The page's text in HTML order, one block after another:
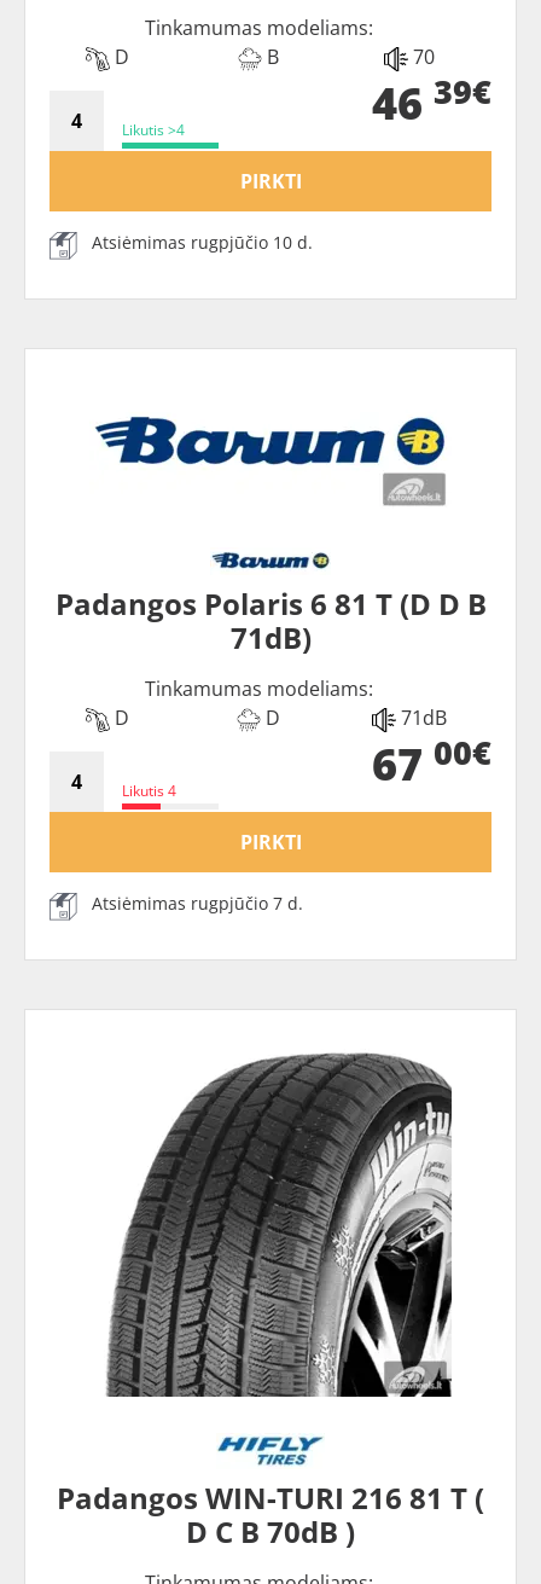
Tinkamumas modeliams:
D
B 70
Likutis >4 46 39€
PIRKTI
Atsiėmimas rugpjūčio 10 d.
Padangos Polaris 6 81 T (D D B
71dB)
Tinkamumas modeliams:
D
D 71dB
Likutis 4 67 00€
PIRKTI
Atsiėmimas rugpjūčio 7 d.
Padangos WIN-TURI 216 81 T (
D C B 70dB )